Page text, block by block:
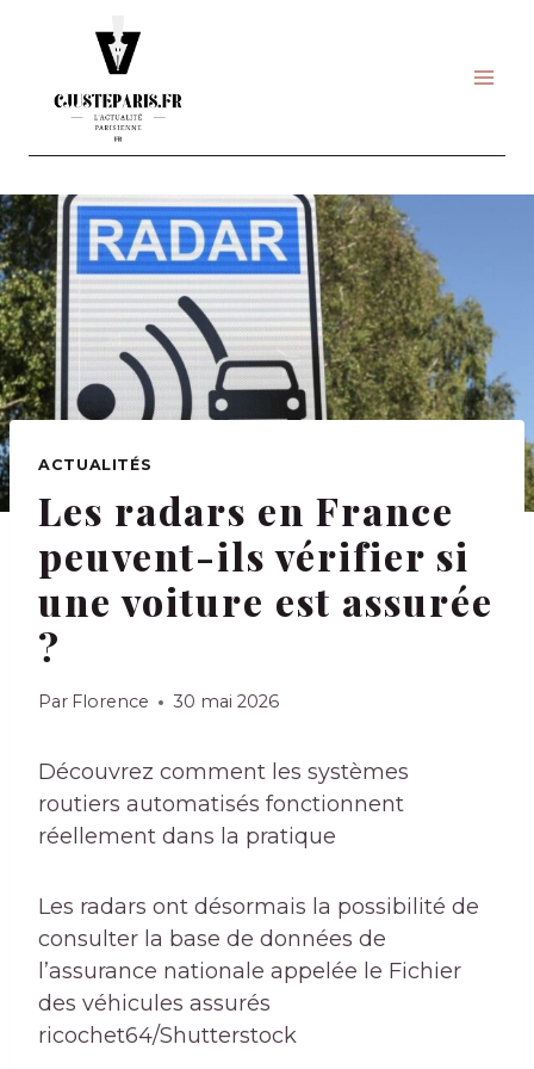
ACTUALITÉS
Les radars en France
peuvent-ils vérifier si
une voiture est assurée
?
Par Florence 30 mai 2026
Découvrez comment les systèmes
routiers automatisés fonctionnent
réellement dans la pratique
Les radars ont désormais la possibilité de
consulter la base de données de
l’assurance nationale appelée le Fichier
des véhicules assurés
ricochet64/Shutterstock